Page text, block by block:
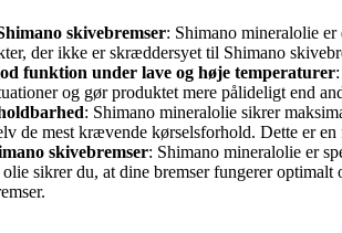
skivebremser: Shimano mineralolie
der ikke er skræddersyet til Shimano
funktion under lave og høje temperaturer
og gør produktet mere pålideligt end
: Shimano mineralolie sikrer
de mest krævende kørselsforhold. Dette er
skivebremser: Shimano mineralolie er
olie sikrer du, at dine bremser fungerer